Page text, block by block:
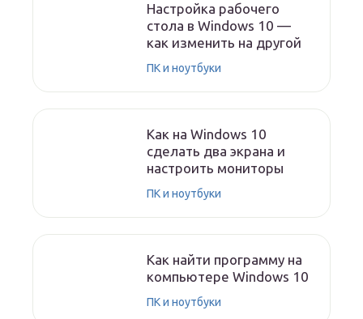
Настройка рабочего
стола в Windows 10 —
как изменить на другой
ПК и ноутбуки
Как на Windows 10
сделать два экрана и
настроить мониторы
ПК и ноутбуки
Как найти программу на
компьютере Windows 10
ПК и ноутбуки